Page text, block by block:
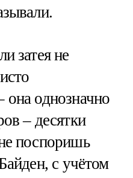
затея не
она однозначно
– десятки
поспоришь
с учётом